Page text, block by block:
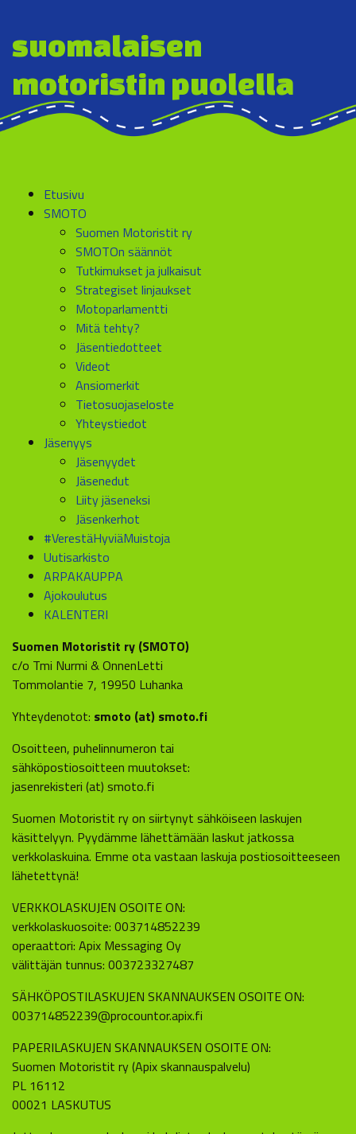
suomalaisen
motoristin puolella
Etusivu
SMOTO
Suomen Motoristit ry
SMOTOn säännöt
Tutkimukset ja julkaisut
Strategiset linjaukset
Motoparlamentti
Mitä tehty?
Jäsentiedotteet
Videot
Ansiomerkit
Tietosuojaseloste
Yhteystiedot
Jäsenyys
Jäsenyydet
Jäsenedut
Liity jäseneksi
Jäsenkerhot
#VerestäHyviäMuistoja
Uutisarkisto
ARPAKAUPPA
Ajokoulutus
KALENTERI
Suomen Motoristit ry (SMOTO)
c/o Tmi Nurmi & OnnenLetti
Tommolantie 7, 19950 Luhanka
Yhteydenotot: smoto (at) smoto.fi
Osoitteen, puhelinnumeron tai
sähköpostiosoitteen muutokset:
jasenrekisteri (at) smoto.fi
Suomen Motoristit ry on siirtynyt sähköiseen laskujen
käsittelyyn. Pyydämme lähettämään laskut jatkossa
verkkolaskuina. Emme ota vastaan laskuja postiosoitteeseen
lähetettynä!
VERKKOLASKUJEN OSOITE ON:
verkkolaskuosoite: 003714852239
operaattori: Apix Messaging Oy
välittäjän tunnus: 003723327487
SÄHKÖPOSTILASKUJEN SKANNAUKSEN OSOITE ON:
003714852239@procountor.apix.fi
PAPERILASKUJEN SKANNAUKSEN OSOITE ON:
Suomen Motoristit ry (Apix skannauspalvelu)
PL 16112
00021 LASKUTUS